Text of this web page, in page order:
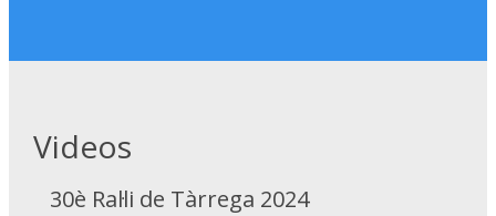
Videos
30è Ral·li de Tàrrega 2024